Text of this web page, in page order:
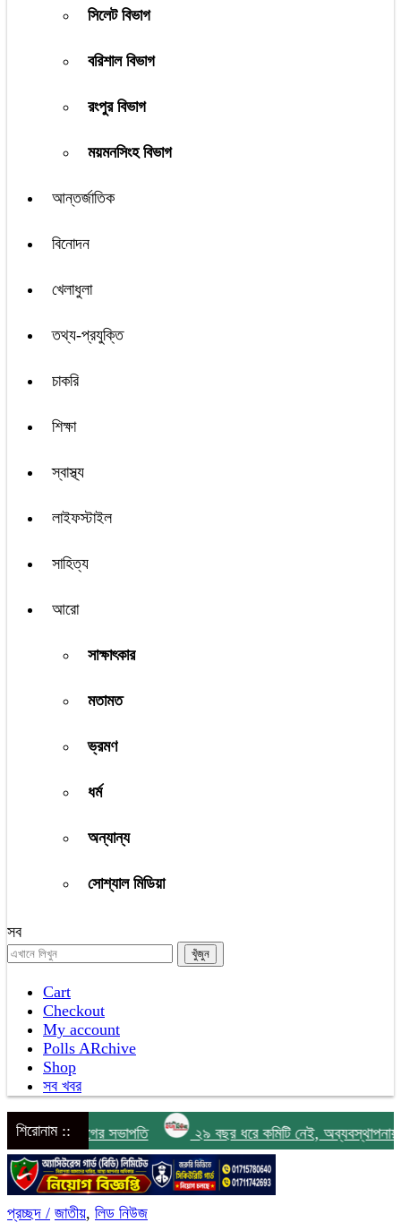
সিলেট বিভাগ
বরিশাল বিভাগ
রংপুর বিভাগ
ময়মনসিংহ বিভাগ
আন্তর্জাতিক
বিনোদন
খেলাধুলা
তথ্য-প্রযুক্তি
চাকরি
শিক্ষা
স্বাস্থ্য
লাইফস্টাইল
সাহিত্য
আরো
সাক্ষাৎকার
মতামত
ভ্রমণ
ধর্ম
অন্যান্য
সোশ্যাল মিডিয়া
সব
Cart
Checkout
My account
Polls ARchive
Shop
সব খবর
শিরোনাম ::
সভাপতি ২৯ বছর ধরে কমিটি নেই, অব্যবস্থাপনায় ধুঁকছে দক্ষিণ
প্রচ্ছদ / জাতীয়, লিড নিউজ